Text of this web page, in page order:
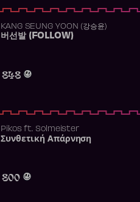
KANG SEUNG YOON (강승윤)
버선발 (FOLLOW)
848
Pikosft. Solmeister
Συνθετική Απάρνηση
800